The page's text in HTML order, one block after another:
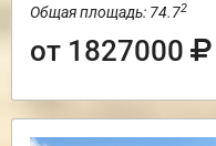
Общая площадь: 74.72
от 1827000